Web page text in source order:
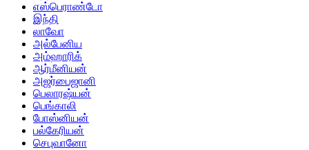
எஸ்பெராண்டோ
இந்தி
லாவோ
அல்பேனிய
அம்ஹாரிக்
ஆர்மீனியன்
அஜர்பைஜானி
பெலாரஷ்யன்
பெங்காலி
போஸ்னியன்
பல்கேரியன்
செபுவானோ